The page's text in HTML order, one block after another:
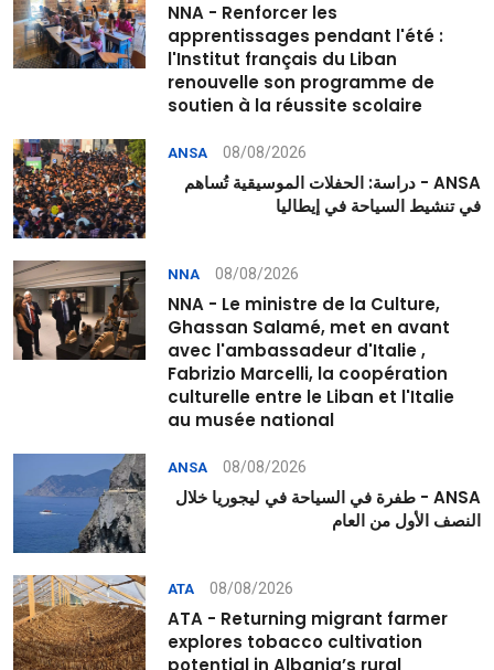
NNA - Renforcer les
apprentissages pendant l'été :
l'Institut français du Liban
renouvelle son programme de
soutien à la réussite scolaire
ANSA 08/08/2026
ANSA - دراسة: الحفلات الموسيقية تُساهم
في تنشيط السياحة في إيطاليا
NNA 08/08/2026
NNA - Le ministre de la Culture,
Ghassan Salamé, met en avant
avec l'ambassadeur d'Italie ,
Fabrizio Marcelli, la coopération
culturelle entre le Liban et l'Italie
au musée national
ANSA 08/08/2026
ANSA - طفرة في السياحة في ليجوريا خلال
النصف الأول من العام
ATA 08/08/2026
ATA - Returning migrant farmer
explores tobacco cultivation
potential in Albania’s rural